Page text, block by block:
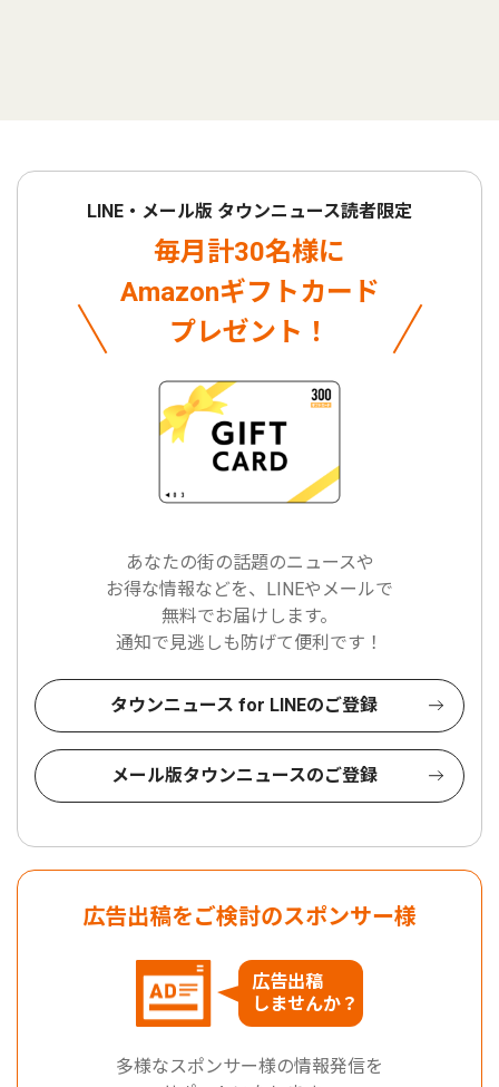
LINE・メール版 タウンニュース読者限定
毎月計30名様に
Amazonギフトカード
プレゼント！
あなたの街の話題のニュースや
お得な情報などを、LINEやメールで
無料でお届けします。
通知で見逃しも防げて便利です！
タウンニュース for LINEのご登録
メール版タウンニュースのご登録
広告出稿をご検討のスポンサー様
広告出稿
しませんか？
多様なスポンサー様の情報発信を